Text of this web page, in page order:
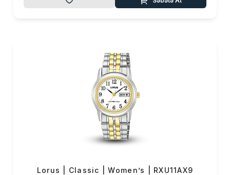
Lorus | Classic | Women’s | RXU11AX9